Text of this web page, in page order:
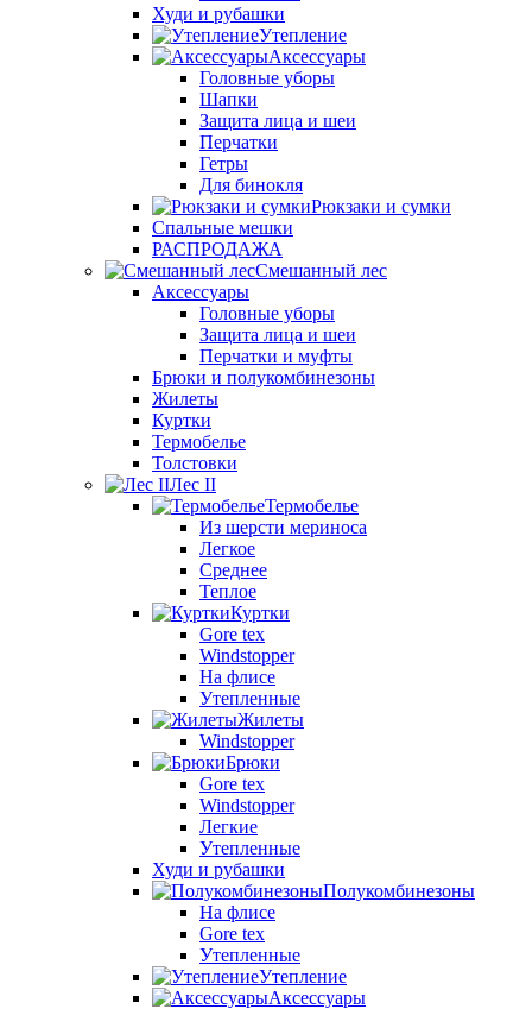
Худи и рубашки
Утепление
Аксессуары
Головные уборы
Шапки
Защита лица и шеи
Перчатки
Гетры
Для бинокля
Рюкзаки и сумки
Спальные мешки
РАСПРОДАЖА
Смешанный лес
Аксессуары
Головные уборы
Защита лица и шеи
Перчатки и муфты
Брюки и полукомбинезоны
Жилеты
Куртки
Термобелье
Толстовки
Лес II
Термобелье
Из шерсти мериноса
Легкое
Среднее
Теплое
Куртки
Gore tex
Windstopper
На флисе
Утепленные
Жилеты
Windstopper
Брюки
Gore tex
Windstopper
Легкие
Утепленные
Худи и рубашки
Полукомбинезоны
На флисе
Gore tex
Утепленные
Утепление
Аксессуары